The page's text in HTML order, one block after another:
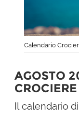
Calendario
AGOSTO
Il calendario